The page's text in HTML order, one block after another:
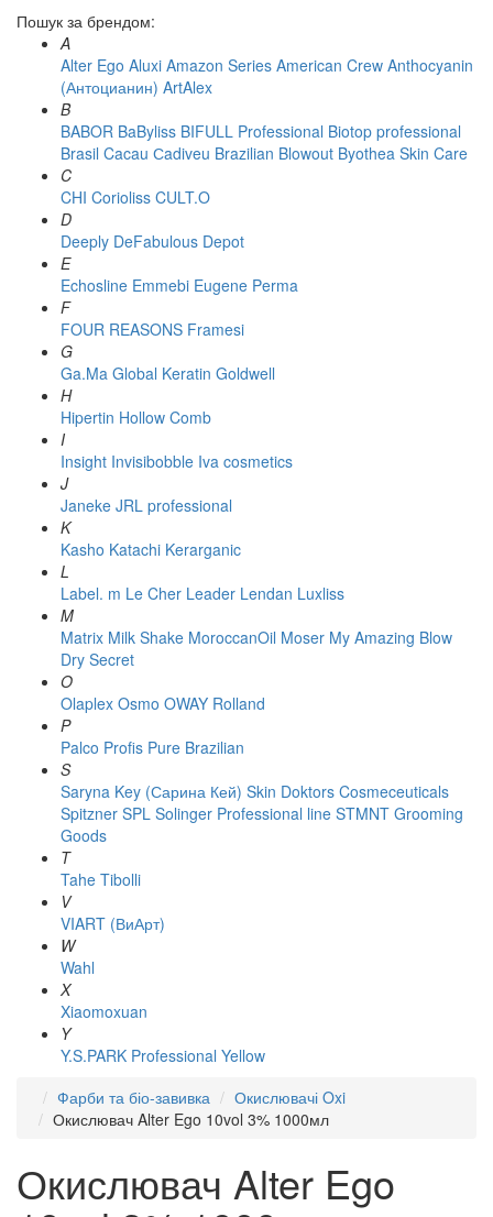
Пошук за брендом:
A
Alter Ego Aluxi Amazon Series American Crew Anthocyanin
(Антоцианин) ArtAlex
B
BABOR BaByliss BIFULL Professional Biotop professional
Brasil Cacau Сadiveu Brazilian Blowout Byothea Skin Care
C
CHI Corioliss CULT.O
D
Deeply DeFabulous Depot
E
Echosline Emmebi Eugene Perma
F
FOUR REASONS Framesi
G
Ga.Ma Global Keratin Goldwell
H
Hipertin Hollow Comb
I
Insight Invisibobble Iva cosmetics
J
Janeke JRL professional
K
Kasho Katachi Kerarganic
L
Label. m Le Cher Leader Lendan Luxliss
M
Matrix Milk Shake MoroccanOil Moser My Amazing Blow
Dry Secret
O
Olaplex Osmo OWAY Rolland
P
Palco Profis Pure Brazilian
S
Saryna Key (Сарина Кей) Skin Doktors Cosmeceuticals
Spitzner SPL Solinger Professional line STMNT Grooming
Goods
T
Tahe Tibolli
V
VIART (ВиАрт)
W
Wahl
X
Xiaomoxuan
Y
Y.S.PARK Professional Yellow
Фарби та біо-завивка
Окислювачі Oxi
Окислювач Alter Ego 10vol 3% 1000мл
Окислювач Alter Ego